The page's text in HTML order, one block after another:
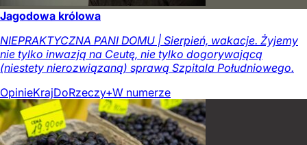
Jagodowa królowa
NIEPRAKTYCZNA PANI DOMU | Sierpień, wakacje. Żyjemy
nie tylko inwazją na Ceutę, nie tylko dogorywającą
(niestety nierozwiązaną) sprawą Szpitala Południowego.
OpinieKrajDoRzeczy+W numerze